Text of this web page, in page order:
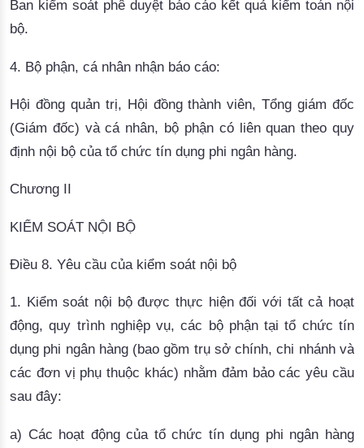
Ban kiểm soát phê duyệt báo cáo kết quả kiểm toán nội
bộ.
4. Bộ phận, cá nhân nhận báo cáo:
Hội đồng quản trị, Hội đồng thành viên, Tổng giám đốc
(Giám đốc) và cá nhân, bộ phận có liên quan theo quy
định nội bộ của tổ chức tín dụng phi ngân hàng.
Chương II
KIỂM SOÁT NỘI BỘ
Điều 8. Yêu cầu của kiểm soát nội bộ
1. Kiểm soát nội bộ được thực hiện đối với tất cả hoạt
động, quy trình nghiệp vụ, các bộ phận tại tổ chức tín
dụng phi ngân hàng (bao gồm trụ sở chính, chi nhánh và
các đơn vị phụ thuộc khác) nhằm đảm bảo các yêu cầu
sau đây:
a) Các hoạt động của tổ chức tín dụng phi ngân hàng